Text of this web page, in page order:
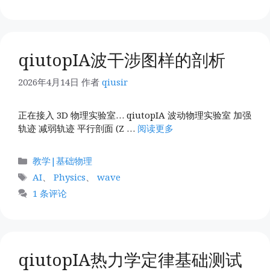
qiutopIA波干涉图样的剖析
2026年4月14日 作者 qiusir
正在接入 3D 物理实验室… qiutopIA 波动物理实验室 加强
轨迹 减弱轨迹 平行剖面 (Z … 阅读更多
分
类
教学|基础物理
标
签
AI、 Physics、 wave
1 条评论
qiutopIA热力学定律基础测试